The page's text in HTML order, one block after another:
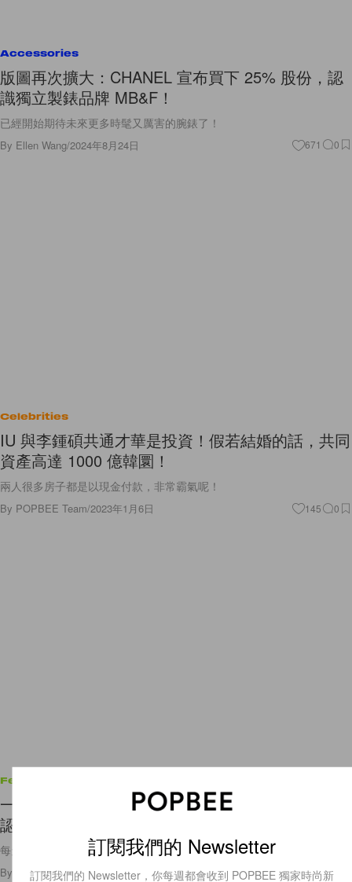
Accessories
版圖再次擴大：CHANEL 宣布買下 25% 股份，認
識獨立製錶品牌 MB&F！
已經開始期待未來更多時髦又厲害的腕錶了！
By Ellen Wang/2024年8月24日 671 0
Celebrities
IU 與李鍾碩共通才華是投資！假若結婚的話，共同
資產高達 1000 億韓圜！
兩人很多房子都是以現金付款，非常霸氣呢！
By POPBEE Team/2023年1月6日 145 0
Features
一個頭像值 3000 萬？這些千萬級的 NFT 項目必須
認識！
每天逾千萬款如 Monkey Kingdom 和 BunnyWarriors 的 NFT
By Cindy Chim/2022年7月30日 28
訂閱我們的 Newsletter
訂閱我們的 Newsletter，你每週都會收到 POPBEE 獨家時尚新